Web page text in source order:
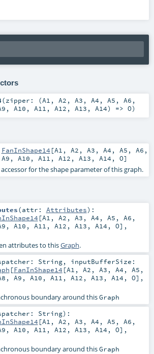
(zipper: (A1 , A2 , A3 , A4 , A5 , A6 ,
, A10 , A11 , A12 , A13 , A14) => O)
FanInShape14 [A1 , A2 , A3 , A4 , A5 , A6 ,
A9 , A10 , A11 , A12 , A13 , A14 , O]
for the shape parameter of this graph.
(attr: Attributes) :
[A1 , A2 , A3 , A4 , A5 , A6 ,
, A10 , A11 , A12 , A13 , A14 , O],
attributes to thisGraph.
String, inputBufferSize:
[FanInShape14 [A1 , A2 , A3 , A4 , A5 ,
, A9 , A10 , A11 , A12 , A13 , A14 , O],
boundary around thisGraph
String) :
[A1 , A2 , A3 , A4 , A5 , A6 ,
, A10 , A11 , A12 , A13 , A14 , O],
boundary around thisGraph